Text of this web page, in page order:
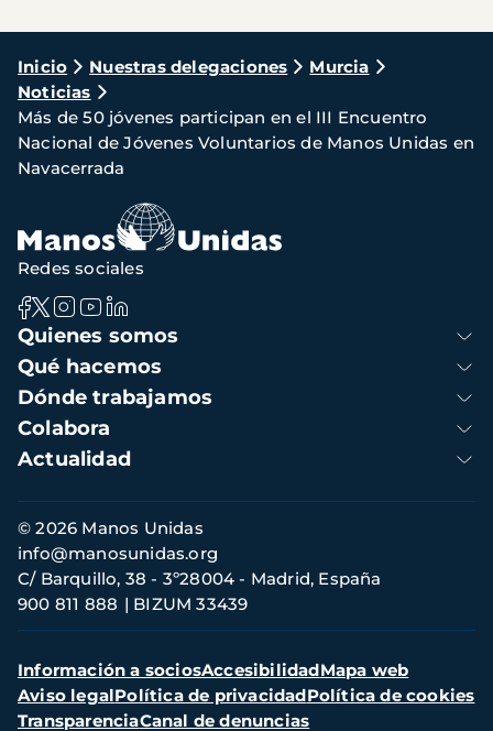
Ruta
de
navegación
Inicio Nuestras delegaciones
Murcia
Noticias
Más de 50 jóvenes participan en el III Encuentro
Nacional de Jóvenes Voluntarios de Manos Unidas en
Navacerrada
Navegación
principal
Quienes somos
Qué hacemos
Dónde trabajamos
Colabora
Actualidad
Redes sociales
Información
de
contacto
© 2026 Manos Unidas
C/ Barquillo, 38 - 3º28004 - Madrid, España
900 811 888
BIZUM 33439
info@manosunidas.org
Menú
secundario
Información a sociosAccesibilidadMapa web
Aviso legalPolítica de privacidadPolítica de cookies
TransparenciaCanal de denuncias